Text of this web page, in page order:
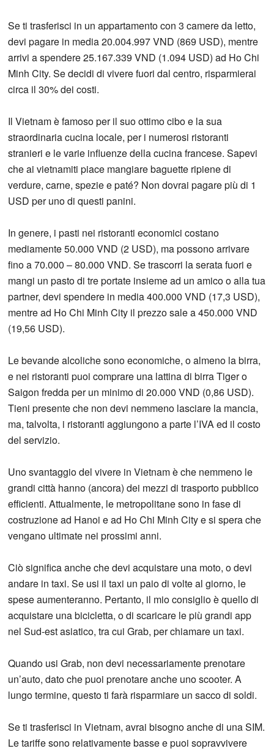
Se ti trasferisci in un appartamento con 3 camere da letto,
devi pagare in media 20.004.997 VND (869 USD), mentre
arrivi a spendere 25.167.339 VND (1.094 USD) ad Ho Chi
Minh City. Se decidi di vivere fuori dal centro, risparmierai
circa il 30% dei costi.
Il Vietnam è famoso per il suo ottimo cibo e la sua
straordinaria cucina locale, per i numerosi ristoranti
stranieri e le varie influenze della cucina francese. Sapevi
che ai vietnamiti piace mangiare baguette ripiene di
verdure, carne, spezie e paté? Non dovrai pagare più di 1
USD per uno di questi panini.
In genere, i pasti nei ristoranti economici costano
mediamente 50.000 VND (2 USD), ma possono arrivare
fino a 70.000 – 80.000 VND. Se trascorri la serata fuori e
mangi un pasto di tre portate insieme ad un amico o alla tua
partner, devi spendere in media 400.000 VND (17,3 USD),
mentre ad Ho Chi Minh City il prezzo sale a 450.000 VND
(19,56 USD).
Le bevande alcoliche sono economiche, o almeno la birra,
e nei ristoranti puoi comprare una lattina di birra Tiger o
Saigon fredda per un minimo di 20.000 VND (0,86 USD).
Tieni presente che non devi nemmeno lasciare la mancia,
ma, talvolta, i ristoranti aggiungono a parte l’IVA ed il costo
del servizio.
Uno svantaggio del vivere in Vietnam è che nemmeno le
grandi città hanno (ancora) dei mezzi di trasporto pubblico
efficienti. Attualmente, le metropolitane sono in fase di
costruzione ad Hanoi e ad Ho Chi Minh City e si spera che
vengano ultimate nei prossimi anni.
Ciò significa anche che devi acquistare una moto, o devi
andare in taxi. Se usi il taxi un paio di volte al giorno, le
spese aumenteranno. Pertanto, il mio consiglio è quello di
acquistare una bicicletta, o di scaricare le più grandi app
nel Sud-est asiatico, tra cui Grab, per chiamare un taxi.
Quando usi Grab, non devi necessariamente prenotare
un’auto, dato che puoi prenotare anche uno scooter. A
lungo termine, questo ti farà risparmiare un sacco di soldi.
Se ti trasferisci in Vietnam, avrai bisogno anche di una SIM.
Le tariffe sono relativamente basse e puoi sopravvivere